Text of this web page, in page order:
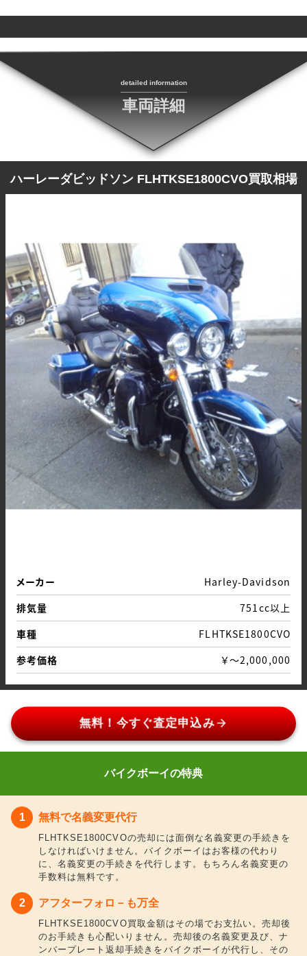
detailed information
車両詳細
ハーレーダビッドソン FLHTKSE1800CVO買取相場
メーカー
Harley-Davidson
排気量
751cc以上
車種
FLHTKSE1800CVO
参考価格
￥～2,000,000
無料！今すぐ査定申込みarrow_forward
バイクボーイの特典
無料で名義変更代行
FLHTKSE1800CVOの売却には面倒な名義変更の手続きを
しなければいけません。バイクボーイはお客様の代わり
に、名義変更の手続きを代行します。もちろん名義変更の
手数料は無料です。
アフターフォロ－も万全
FLHTKSE1800CVO買取金額はその場でお支払い。売却後
のお手続きも心配いりません。売却後の名義変更及び、ナ
ンバープレート返却手続きをバイクボーイが代行し、その